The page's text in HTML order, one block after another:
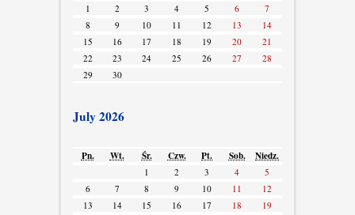
1 2 3 4 5 6
7
8
9 10 11 12 13
14
15
16 17 18 19 20
21
22
23 24 25 26 27
28
29
30
July 2026
Pn. Wt. Śr. Czw. Pt. Sob. Niedz.
1 2 3 4
5
6
7 8 9 10 11
12
13
14 15 16 17 18
19